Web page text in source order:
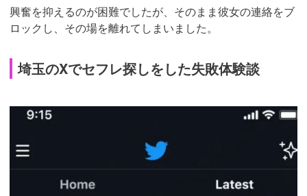
興奮を抑えるのが困難でしたが、そのまま彼女の連絡をブ
ロックし、その場を離れてしまいました。
埼玉のXでセフレ探しをした失敗体験談